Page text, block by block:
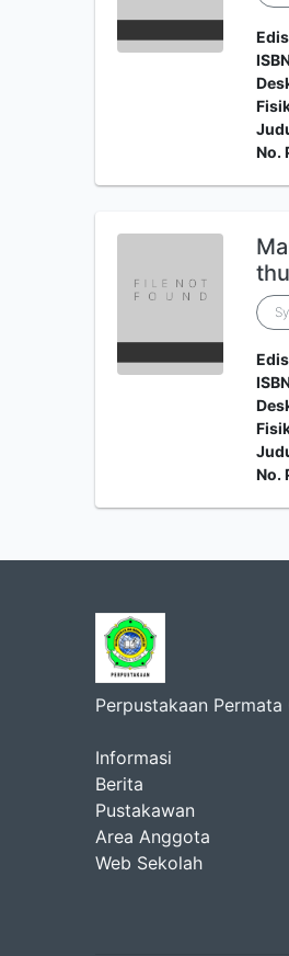
No.
No.
Perpustakaan Permata
Informasi
Berita
Pustakawan
Area Anggota
Web Sekolah